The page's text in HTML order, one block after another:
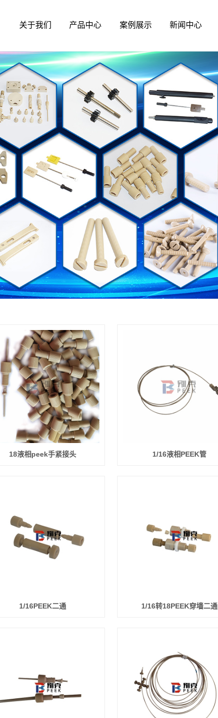
关于我们 产品中心 案例展示 新闻中心
18液相peek手紧接头 1/16液相PEEK管
1/16PEEK二通 1/16转18PEEK穿墙二通